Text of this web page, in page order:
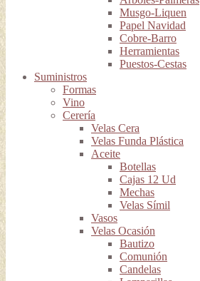
Musgo-Liquen
Papel Navidad
Cobre-Barro
Herramientas
Puestos-Cestas
Suministros
Formas
Vino
Cerería
Velas Cera
Velas Funda Plástica
Aceite
Botellas
Cajas 12 Ud
Mechas
Velas Símil
Vasos
Velas Ocasión
Bautizo
Comunión
Candelas